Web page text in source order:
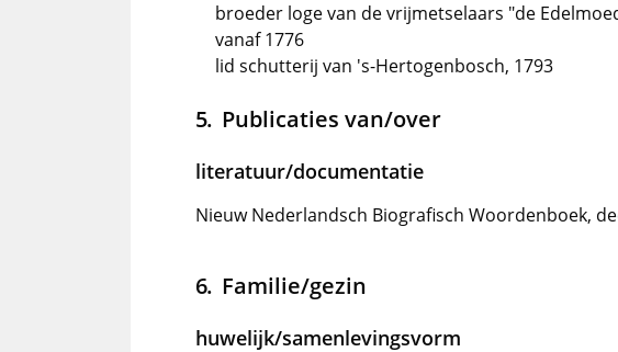
broeder loge van de vrijmetselaars "de
vanaf 1776
lid schutterij van 's-Hertogenbosch, 1793
Publicaties van/over
literatuur/documentatie
Nieuw Nederlandsch Biografisch Woordenboek,
Familie/gezin
huwelijk/samenlevingsvorm